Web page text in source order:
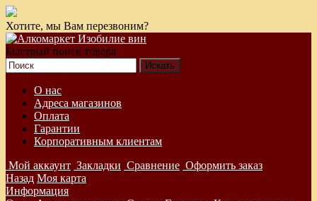
Хотите, мы Вам перезвоним?
Быстрый поиск товара
О нас
Адреса магазинов
Оплата
Гарантии
Корпоративным клиентам
Мой аккаунт Закладки Сравнение Оформить заказ
Назад Моя карта
Информация